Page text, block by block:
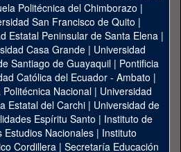
Politécnica del Chimborazo |
San Francisco de Quito |
Estatal Peninsular de Santa Elena|
Casa Grande | Universidad
Santiago de Guayaquil| Pontificia
Católica del Ecuador - Ambato |
Politécnica Nacional| Universidad
Estatal del Carchi| Universidad de
Espíritu Santo | Instituto de
Estudios Nacionales | Instituto
Cordillera | Secretaría Educación